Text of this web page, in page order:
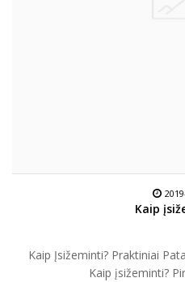
Kaip
Kaip Įsižeminti? Praktiniai
Kaip įsižeminti?